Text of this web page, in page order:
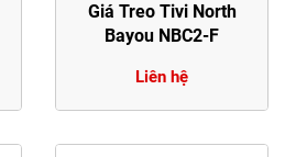
Giá Treo Tivi North
Bayou NBC2-F
Liên hệ